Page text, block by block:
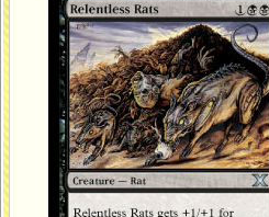
Rats implacables